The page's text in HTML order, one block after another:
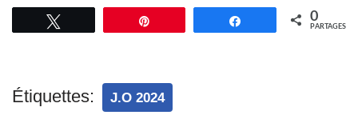
Partagez 0
PARTAGES
Étiquettes: J.O 2024